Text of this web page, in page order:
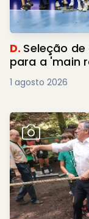
D. Seleção
para a 'main
1 agosto 2026